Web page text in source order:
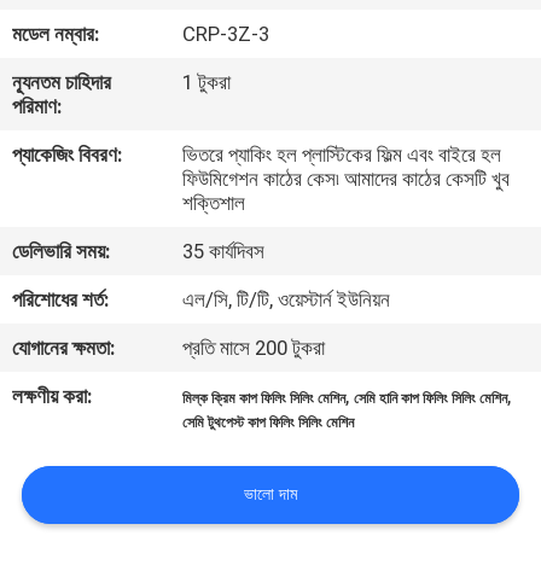
কারখানা
পরিদর্শন
গুণমান
আমাদের
সাথে
যোগাযোগ
মামলা
মডেল নম্বার:
CRP-3Z-3
ন্যূনতম চাহিদার
পরিমাণ:
1 টুকরা
প্যাকেজিং বিবরণ:
ভিতরে প্যাকিং হল প্লাস্টিকের ফিল্ম এবং বাইরে হল
ফিউমিগেশন কাঠের কেস৷ আমাদের কাঠের কেসটি খুব
শক্তিশাল
ডেলিভারি সময়:
35 কার্যদিবস
পরিশোধের শর্ত:
এল/সি, টি/টি, ওয়েস্টার্ন ইউনিয়ন
যোগানের ক্ষমতা:
প্রতি মাসে 200 টুকরা
লক্ষণীয় করা:
মিল্ক ক্রিম কাপ ফিলিং সিলিং মেশিন,সেমি হানি কাপ ফিলিং সিলিং মেশিন,
সেমি টুথপেস্ট কাপ ফিলিং সিলিং মেশিন
ভালো দাম